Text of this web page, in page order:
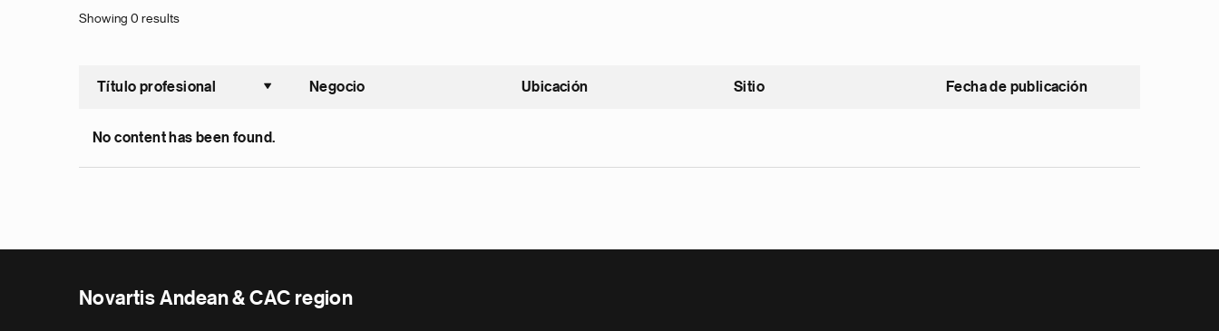
Showing 0 results
Título profesional
Ordenar ascendente
Negocio Ubicación Sitio Fecha de publicación
No content has been found.
Novartis Andean & CAC region